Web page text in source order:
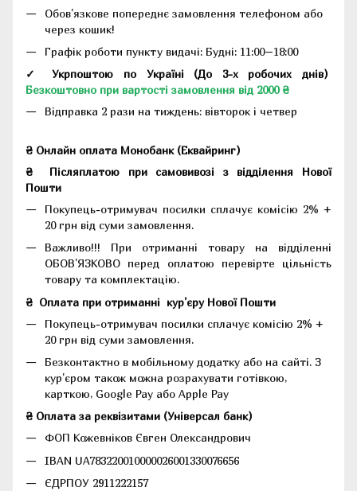
Обов'язкове попереднє замовлення телефоном або
через кошик!
Графік роботи пункту видачі: Будні: 11:00–18:00
✓ Укрпоштою по Україні (До 3-х робочих днів)
Безкоштовно при вартості замовлення від 2000 ₴
Відправка 2 рази на тиждень: вівторок і четвер
₴ Онлайн оплата Монобанк (Еквайринг)
₴
Післяплатою при самовивозі з відділення Нової
Пошти
Покупець-отримувач посилки сплачує комісію 2% +
20 грн від суми замовлення.
Важливо!!! При отриманні товару на відділенні
ОБОВ'ЯЗКОВО перед оплатою перевірте цільність
товару та комплектацію.
₴ Оплата при отриманні кур'єру Нової Пошти
Покупець-отримувач посилки сплачує комісію 2% +
20 грн від суми замовлення.
Безконтактно в мобільному додатку або на сайті. З
кур'єром також можна розрахувати готівкою,
карткою, Google Pay або Apple Pay
₴ Оплата за реквізитами (Універсал банк)
ФОП Кожевніков Євген Олександрович
IBAN UA783220010000026001330076656
ЄДРПОУ 2911222157